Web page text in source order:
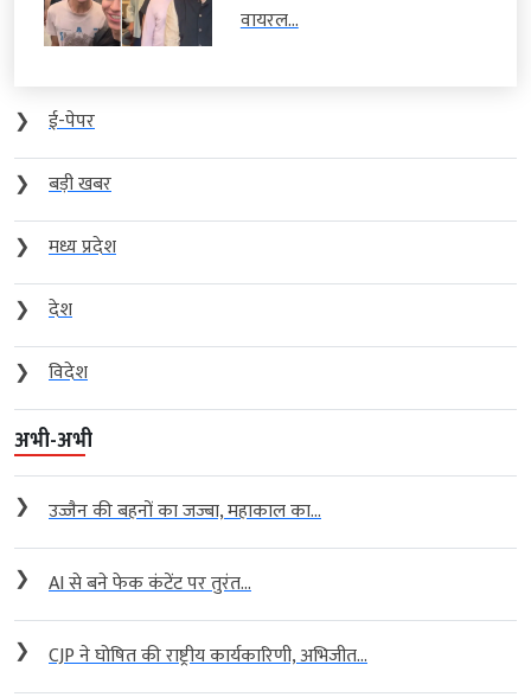
वायरल...
❯
ई-पेपर
❯
बड़ी खबर
❯
मध्य प्रदेश
❯
देश
❯
विदेश
अभी-अभी
❯ उज्जैन की बहनों का जज्बा, महाकाल का...
❯ AI से बने फेक कंटेंट पर तुरंत...
❯ CJP ने घोषित की राष्ट्रीय कार्यकारिणी, अभिजीत...